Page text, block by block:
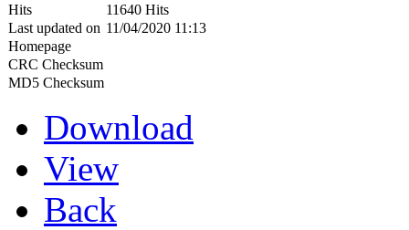
Hits
11640 Hits
Last updated on 11/04/2020 11:13
Homepage
CRC Checksum
MD5 Checksum
Download
View
Back